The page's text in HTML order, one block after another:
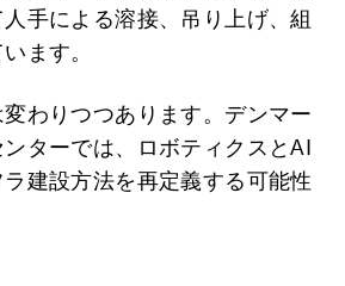
手による溶接、吊り上げ、組
ます。
わりつつあります。デンマー
ターでは、ロボティクスとAI
建設方法を再定義する可能性